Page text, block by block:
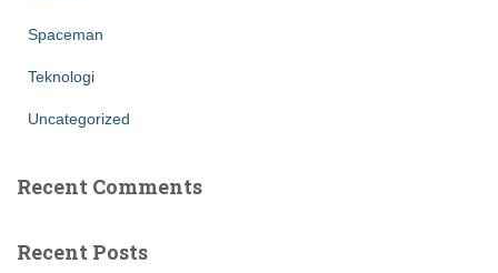
Spaceman
Teknologi
Uncategorized
Recent Comments
Recent Posts